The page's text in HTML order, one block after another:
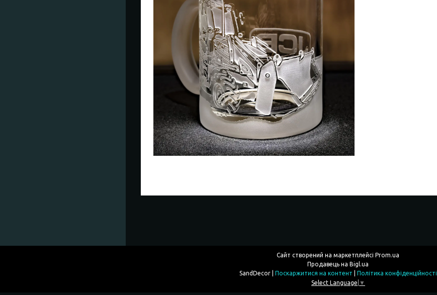
Сайт створений на маркетплейсі Prom.ua
Продавець на Bigl.ua
Поскаржитися на контент
Політика конфіденційності
Select Language ▼